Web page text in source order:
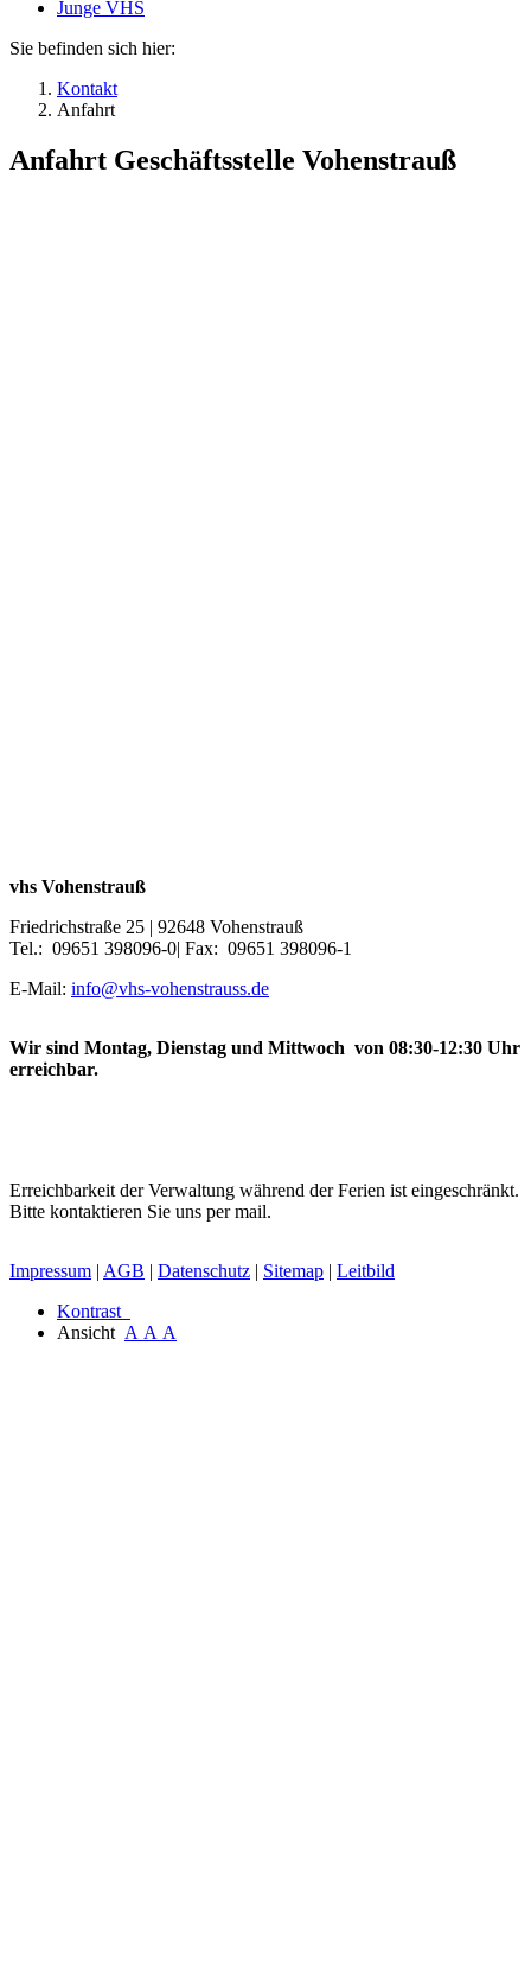
Junge VHS
Sie befinden sich hier:
Kontakt
Anfahrt
Anfahrt Geschäftsstelle Vohenstrauß
vhs Vohenstrauß
Friedrichstraße 25 | 92648 Vohenstrauß
Tel.: 09651 398096-0| Fax: 09651 398096-1
E-Mail: info@vhs-vohenstrauss.de
Wir sind Montag, Dienstag und Mittwoch von 08:30-12:30 Uhr
erreichbar.
Erreichbarkeit der Verwaltung während der Ferien ist eingeschränkt.
Bitte kontaktieren Sie uns per mail.
Impressum | AGB | Datenschutz | Sitemap | Leitbild
Kontrast
Ansicht A A A